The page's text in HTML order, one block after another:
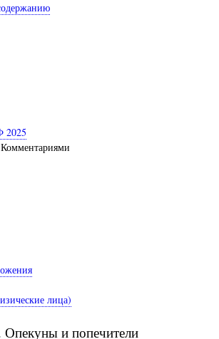
2025
лица)
и попечители